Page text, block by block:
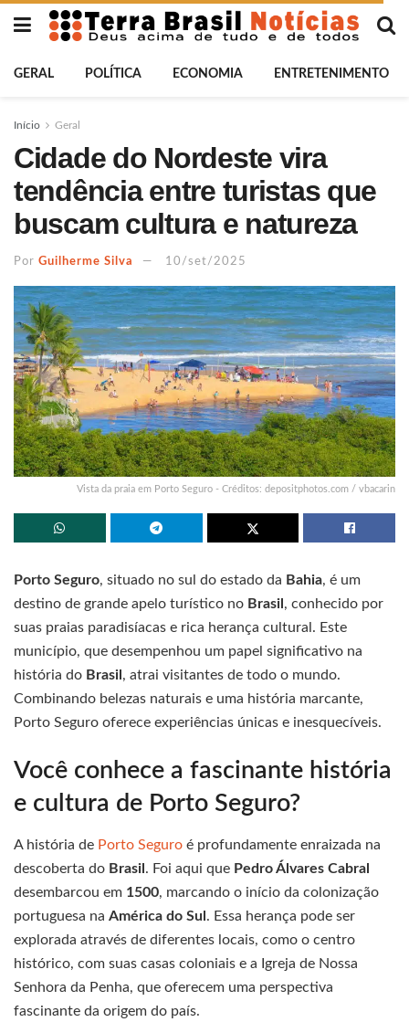
GERAL POLÍTICA ECONOMIA ENTRETENIMENTO
Início Geral
Cidade do Nordeste vira
tendência entre turistas que
buscam cultura e natureza
Por Guilherme Silva 10/set/2025
Vista da praia em Porto Seguro - Créditos: depositphotos.com / vbacarin
Porto Seguro, situado no sul do estado da Bahia, é um
destino de grande apelo turístico no Brasil , conhecido por
suas praias paradisíacas e rica herança cultural. Este
município, que desempenhou um papel significativo na
história do Brasil , atrai visitantes de todo o mundo.
Combinando belezas naturais e uma história marcante,
Porto Seguro oferece experiências únicas e inesquecíveis.
Você conhece a fascinante história
e cultura de Porto Seguro?
A história de Porto Seguro é profundamente enraizada na
descoberta do Brasil . Foi aqui que Pedro Álvares Cabral
desembarcou em 1500, marcando o início da colonização
portuguesa na América do Sul . Essa herança pode ser
explorada através de diferentes locais, como o centro
histórico, com suas casas coloniais e a Igreja de Nossa
Senhora da Penha, que oferecem uma perspectiva
fascinante da origem do país.